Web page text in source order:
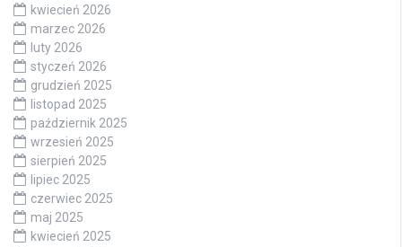
kwiecień 2026
marzec 2026
luty 2026
styczeń 2026
grudzień 2025
listopad 2025
październik 2025
wrzesień 2025
sierpień 2025
lipiec 2025
czerwiec 2025
maj 2025
kwiecień 2025